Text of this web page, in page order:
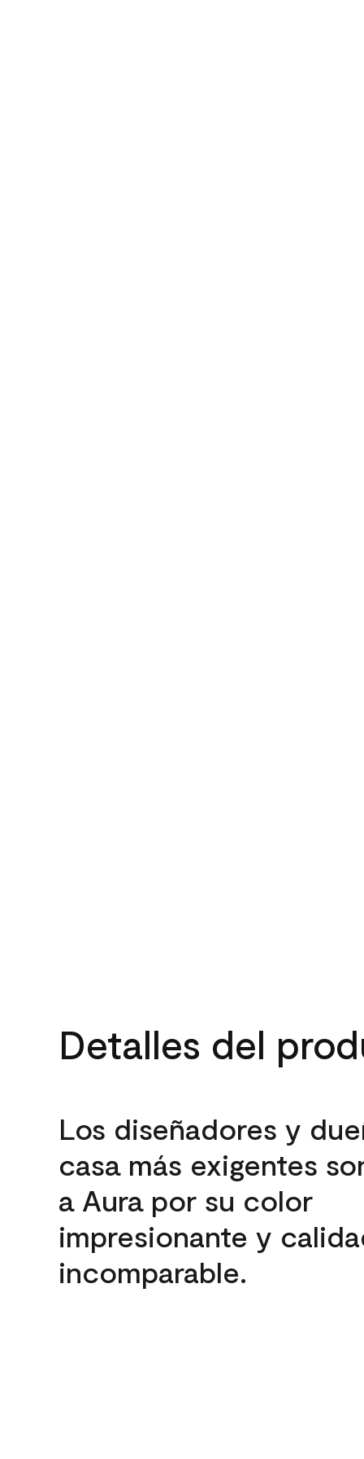
Detalles del
Los diseñadores y
casa más exigentes
a Aura por su color
impresionante y
incomparable.